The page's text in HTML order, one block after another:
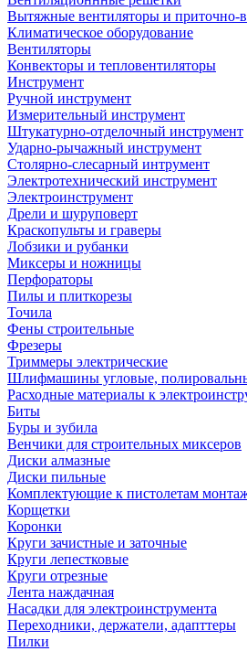
Вытяжные вентиляторы и приточно-
Климатическое оборудование
Вентиляторы
Конвекторы и тепловентиляторы
Инструмент
Ручной инструмент
Измерительный инструмент
Штукатурно-отделочный инструмент
Ударно-рычажный инструмент
Столярно-слесарный интрумент
Электротехнический инструмент
Электроинструмент
Дрели и шуруповерт
Краскопульты и граверы
Лобзики и рубанки
Миксеры и ножницы
Перфораторы
Пилы и плиткорезы
Точила
Фены строительные
Фрезеры
Триммеры электрические
Шлифмашины угловые,
Расходные материалы к
Биты
Буры и зубила
Венчики для строительных миксеров
Диски алмазные
Диски пильные
Комплектующие к пистолетам
Корщетки
Коронки
Круги зачистные и заточные
Круги лепестковые
Круги отрезные
Лента наждачная
Насадки для электроинструмента
Переходники, держатели, адапттеры
Пилки